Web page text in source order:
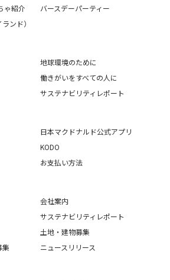
ゃ紹介
バースデーパーティー
ンド）
地球環境のために
働きがいをすべての人に
サステナビリティレポート
日本マクドナルド公式アプリ
KODO
お支払い方法
会社案内
サステナビリティレポート
土地・建物募集
集
ニュースリリース